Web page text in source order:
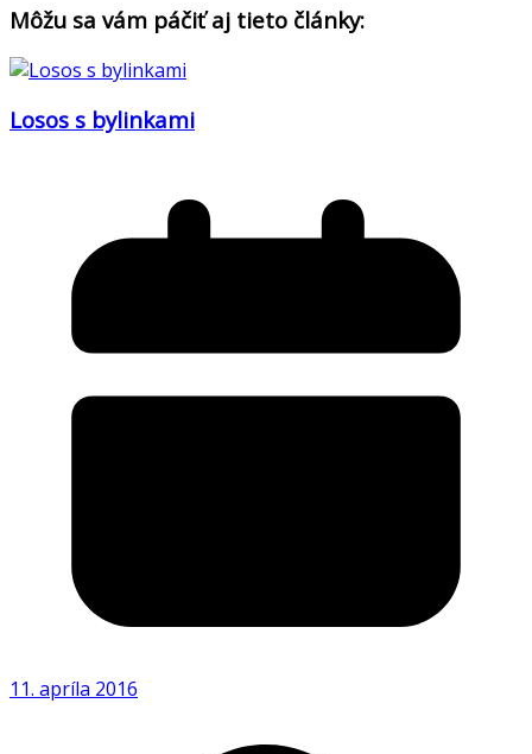
Môžu sa vám páčiť aj tieto články:
Losos s bylinkami
11. apríla 2016